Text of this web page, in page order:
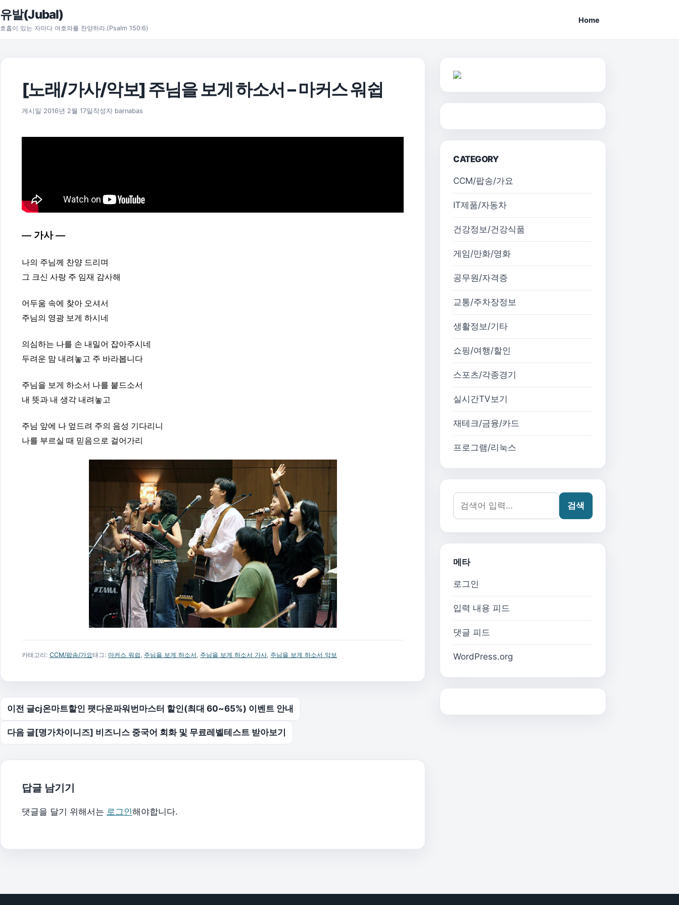
본문으로 건너뛰기
유발(Jubal)
호흡이 있는 자마다 여호와를 찬양하라.(Psalm 150:6)
Home
[노래/가사/악보] 주님을 보게 하소서 – 마커스 워쉽
게시일 2016년 2월 17일 2025년 11월 18일
작성자 barnabas
— 가사 —
나의 주님께 찬양 드리며
그 크신 사랑 주 임재 감사해
어두움 속에 찾아 오셔서
주님의 영광 보게 하시네
의심하는 나를 손 내밀어 잡아주시네
두려운 맘 내려놓고 주 바라봅니다
주님을 보게 하소서 나를 붙드소서
내 뜻과 내 생각 내려놓고
주님 앞에 나 엎드려 주의 음성 기다리니
나를 부르실 때 믿음으로 걸어가리
카테고리: CCM/팝송/가요태그: 마커스 워쉽 주님을 보게 하소서 주님을 보게 하소서 가사 주님을 보게 하소서 악보
글 탐색
이전 글cj온마트할인 팻다운파워번마스터 할인(최대 60~65%) 이벤트 안내
다음 글[명가차이니즈] 비즈니스 중국어 회화 및 무료레벨테스트 받아보기
답글 남기기
댓글을 달기 위해서는 로그인해야합니다.
CATEGORY
CCM/팝송/가요
IT제품/자동차
건강정보/건강식품
게임/만화/영화
공무원/자격증
교통/주차장정보
생활정보/기타
쇼핑/여행/할인
스포츠/각종경기
실시간TV보기
재테크/금융/카드
프로그램/리눅스
검색어:
검색
메타
로그인
입력 내용 피드
댓글 피드
WordPress.org